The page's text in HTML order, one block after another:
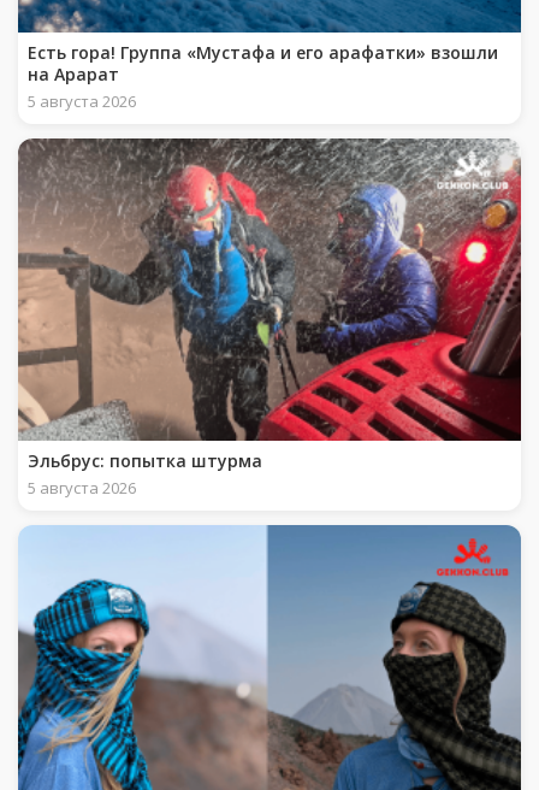
Есть гора! Группа «Мустафа и его арафатки» взошли
на Арарат
5 августа 2026
Эльбрус: попытка штурма
5 августа 2026